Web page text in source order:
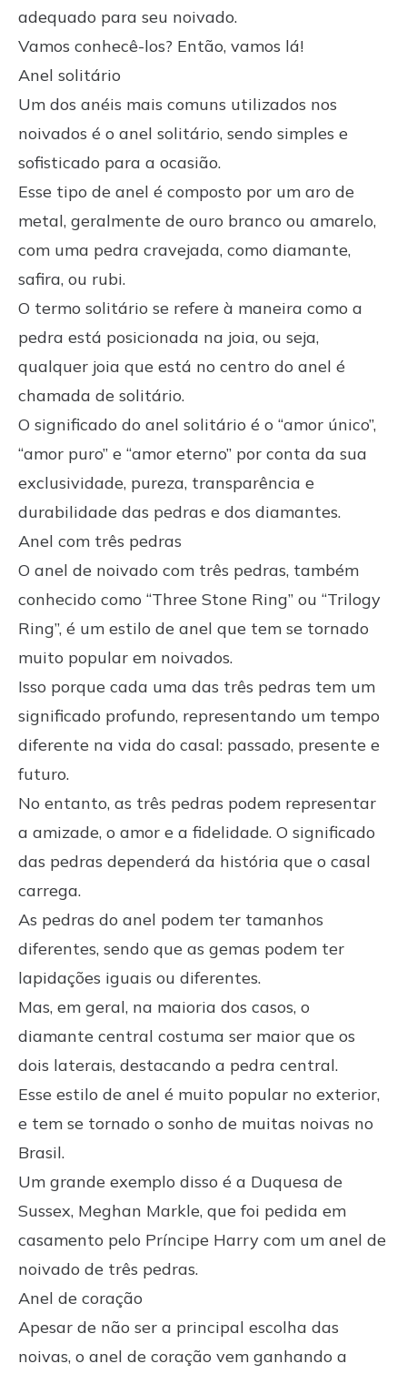
adequado para seu noivado.
Vamos conhecê-los? Então, vamos lá!
Anel solitário
Um dos anéis mais comuns utilizados nos
noivados é o anel solitário, sendo simples e
sofisticado para a ocasião.
Esse tipo de anel é composto por um aro de
metal, geralmente de ouro branco ou amarelo,
com uma pedra cravejada, como diamante,
safira, ou rubi.
O termo solitário se refere à maneira como a
pedra está posicionada na joia, ou seja,
qualquer joia que está no centro do anel é
chamada de solitário.
O significado do anel solitário é o “amor único”,
“amor puro” e “amor eterno” por conta da sua
exclusividade, pureza, transparência e
durabilidade das pedras e dos diamantes.
Anel com três pedras
O anel de noivado com três pedras, também
conhecido como “Three Stone Ring” ou “Trilogy
Ring”, é um estilo de anel que tem se tornado
muito popular em noivados.
Isso porque cada uma das três pedras tem um
significado profundo, representando um tempo
diferente na vida do casal: passado, presente e
futuro.
No entanto, as três pedras podem representar
a amizade, o amor e a fidelidade. O significado
das pedras dependerá da história que o casal
carrega.
As pedras do anel podem ter tamanhos
diferentes, sendo que as gemas podem ter
lapidações iguais ou diferentes.
Mas, em geral, na maioria dos casos, o
diamante central costuma ser maior que os
dois laterais, destacando a pedra central.
Esse estilo de anel é muito popular no exterior,
e tem se tornado o sonho de muitas noivas no
Brasil.
Um grande exemplo disso é a Duquesa de
Sussex, Meghan Markle, que foi pedida em
casamento pelo Príncipe Harry com um anel de
noivado de três pedras.
Anel de coração
Apesar de não ser a principal escolha das
noivas, o anel de coração vem ganhando a